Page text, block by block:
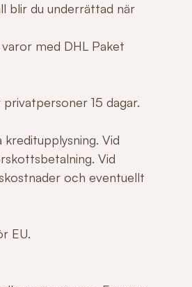
blir du underrättad när
med DHL Paket
15 dagar.
Vid
Vid
och eventuellt
EU.